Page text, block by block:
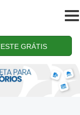
GRÁTIS